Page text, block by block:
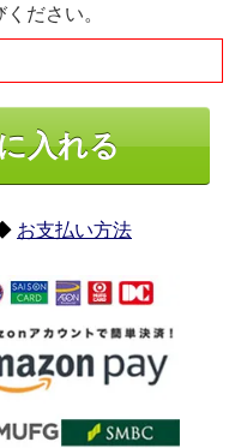
ださい。
お支払い方法